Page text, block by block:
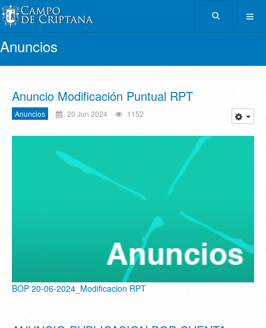
Anuncios
Anuncio Modificación Puntual RPT
Anuncios 20 Jun 2024 1152
BOP 20-06-2024_Modificacion RPT